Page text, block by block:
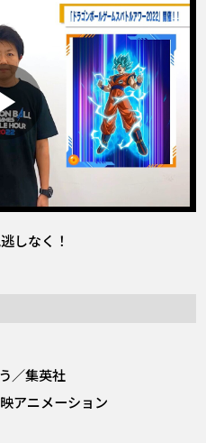
しなく！
／集英社
アニメーション